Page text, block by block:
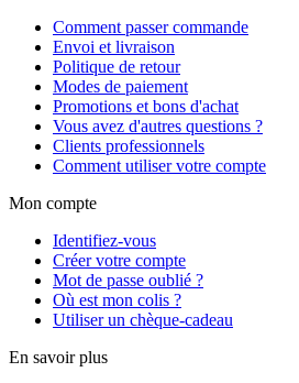
Comment passer commande
Envoi et livraison
Politique de retour
Modes de paiement
Promotions et bons d'achat
Vous avez d'autres questions ?
Clients professionnels
Comment utiliser votre compte
Mon compte
Identifiez-vous
Créer votre compte
Mot de passe oublié ?
Où est mon colis ?
Utiliser un chèque-cadeau
En savoir plus